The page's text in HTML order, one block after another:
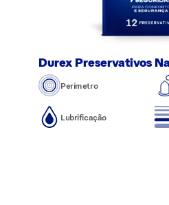
Durex Preservativos
Perímetro
Lubrificação